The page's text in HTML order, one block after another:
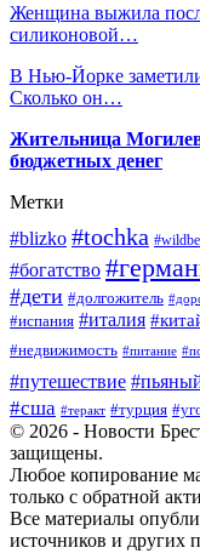
Женщина выжила
силиконовой…
В Нью-Йорке
Сколько он…
Жительница
бюджетных денег
Метки
#blizko #tochka
#богатство
#дети #долгожитель
#испания #италия
#недвижимость #питание
#путешествие
#сша #теракт #турция
© 2026 - Новости
защищены.
Любое копирование
только с обратной
Все материалы
источников и других